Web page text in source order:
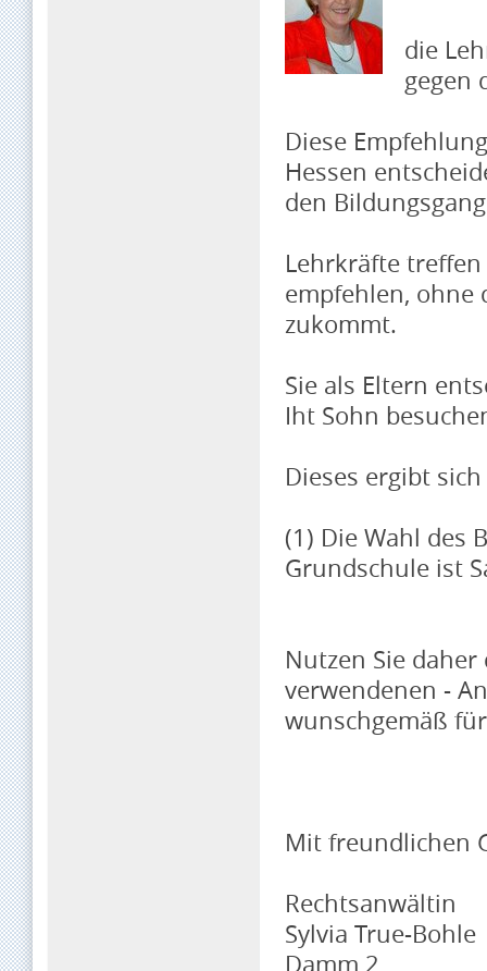
die
gegen
Diese
Hessen
den
Lehrkräfte
empfehlen, ohne
zukommt.
Sie als Eltern
Iht Sohn
Dieses ergibt
(1) Die Wahl des
Grundschule ist
Nutzen Sie
verwendenen -
wunschgemäß
Mit freundlichen
Rechtsanwältin
Sylvia True-Bohle
Damm 2